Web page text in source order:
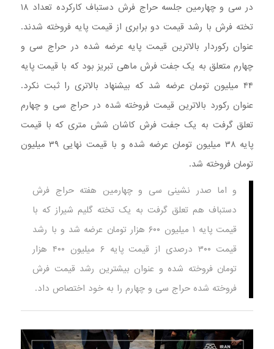
در سی و چهارمین جلسه حراج فرش دستباف کارکرده تعداد ۱۸
تخته فرش با رشد قیمت دو برابری از قیمت پایه فروخته شدند.
عنوان رکوردار بالاترین قیمت پایه عرضه شده در حراج سی و
چهارم متعلق به یک جفت فرش ماهی تبریز بود که با قیمت پایه
۴۴ میلیون تومان عرضه شد که بیشنهاد بالاتری را ثبت نکرد.
عنوان رکورد بالاترین قیمت فروخته شده در حراج سی و چهارم
تعلق گرفت به یک جفت فرش کاشان شش متری که با قیمت
پایه ۳۸ میلیون تومان عرضه شده و با قیمت نهایی ۳۹ میلیون
تومان فروخته شد.
و اما صدر نشینی سی و چهارمین هفته حراج فرش
دستباف هم تعلق گرفت به یک تخته گلیم شیراز که با
قیمت پایه ۱ میلیون ۶۰۰ هزار تومان عرضه شد و با رشد
قیمت ۳۰۰ درصدی از قیمت پایه ۶ میلیون ۴۰۰ هزار
تومان فروخته شده و عنوان بیشترین رشد قیمت فرش
فروخته شده حراج سی و چهارم را به خود اختصاص داد.